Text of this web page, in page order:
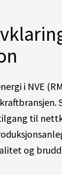
i NVE
til
og